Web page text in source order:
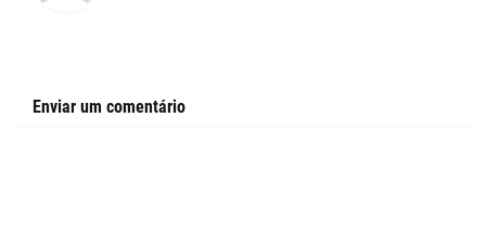
Enviar um comentário